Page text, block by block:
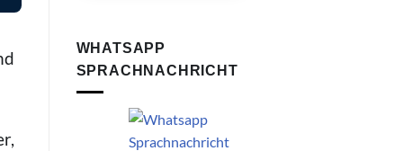
WHATSAPP
SPRACHNACHRICHT